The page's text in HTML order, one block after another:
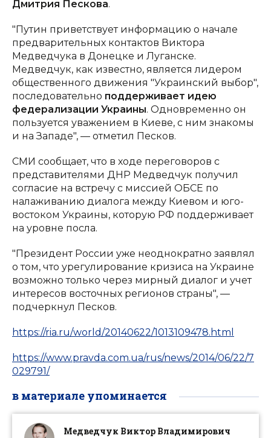
Дмитрия Пескова.
"Путин приветствует информацию о начале
предварительных контактов Виктора
Медведчука в Донецке и Луганске.
Медведчук, как известно, является лидером
общественного движения "Украинский выбор",
последовательно поддерживает идею
федерализации Украины. Одновременно он
пользуется уважением в Киеве, с ним знакомы
и на Западе", — отметил Песков.
СМИ сообщает, что в ходе переговоров с
представителями ДНР Медведчук получил
согласие на встречу с миссией ОБСЕ по
налаживанию диалога между Киевом и юго-
востоком Украины, которую РФ поддерживает
на уровне посла.
"Президент России уже неоднократно заявлял
о том, что урегулирование кризиса на Украине
возможно только через мирный диалог и учет
интересов восточных регионов страны", —
подчеркнул Песков.
https://ria.ru/world/20140622/1013109478.html
https://www.pravda.com.ua/rus/news/2014/06/22/7
029791/
в материале упоминается
Медведчук Виктор Владимирович